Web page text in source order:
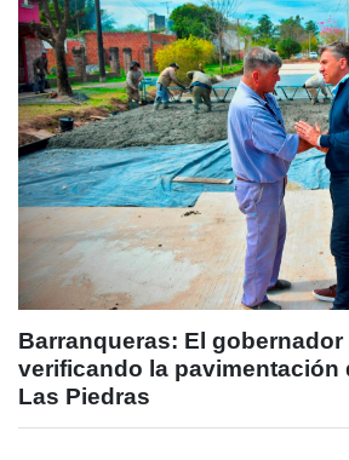
Barranqueras: El
verificando la pavimentación
Las Piedras